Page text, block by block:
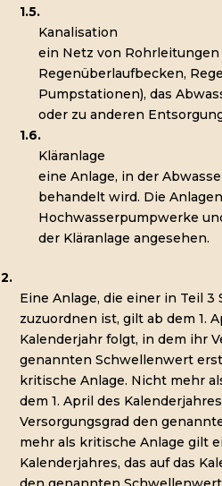
1.5.
Kanalisation
ein Netz von
Regenüberlaufbecken,
Pumpstationen), das
oder zu anderen
1.6.
Kläranlage
eine Anlage, in der
behandelt wird. Die
Hochwasserpumpwerke
der Kläranlage angesehen.
2.
Eine Anlage, die einer in Teil
zuzuordnen ist, gilt ab dem 1.
Kalenderjahr folgt, in dem ihr
genannten Schwellenwert
kritische Anlage. Nicht mehr
dem 1. April des
Versorgungsgrad den
mehr als kritische Anlage gilt
Kalenderjahres, das auf das